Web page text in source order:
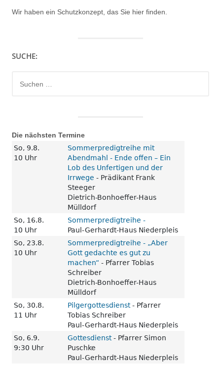
Wir haben ein Schutzkonzept, das Sie hier finden.
SUCHE:
nach:
Die nächsten Termine